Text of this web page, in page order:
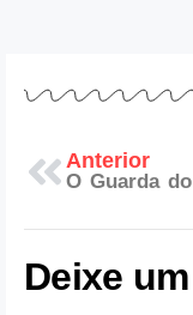
Anterior
Deixe